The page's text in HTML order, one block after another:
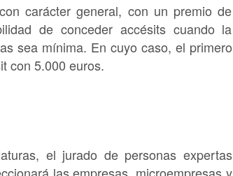
carácter general, con un premio de
de conceder accésits cuando la
sea mínima. En cuyo caso, el primero
con 5.000 euros.
el jurado de personas expertas